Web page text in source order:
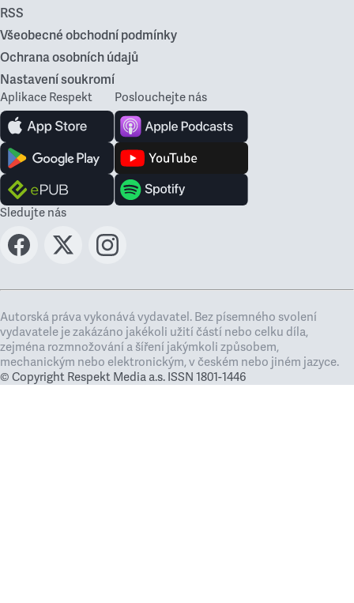
RSS
Všeobecné obchodní podmínky
Ochrana osobních údajů
Nastavení soukromí
Aplikace Respekt Poslouchejte nás
Sledujte nás
Autorská práva vykonává vydavatel. Bez písemného svolení
vydavatele je zakázáno jakékoli užití částí nebo celku díla,
zejména rozmnožování a šíření jakýmkoli způsobem,
mechanickým nebo elektronickým, v českém nebo jiném jazyce.
© Copyright Respekt Media a.s. ISSN 1801-1446